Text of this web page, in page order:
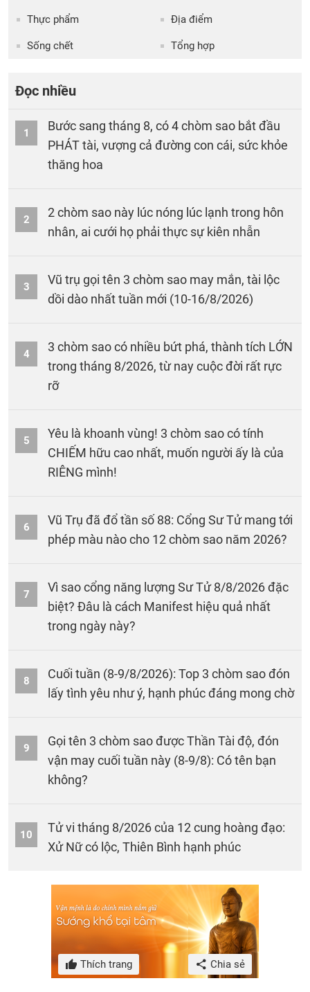
Thực phẩm Địa điểm
Sống chết Tổng hợp
Đọc nhiều
1
Bước sang tháng 8, có 4 chòm sao bắt đầu
PHÁT tài, vượng cả đường con cái, sức khỏe
thăng hoa
2
2 chòm sao này lúc nóng lúc lạnh trong hôn
nhân, ai cưới họ phải thực sự kiên nhẫn
3
Vũ trụ gọi tên 3 chòm sao may mắn, tài lộc
dồi dào nhất tuần mới (10-16/8/2026)
4
3 chòm sao có nhiều bứt phá, thành tích LỚN
trong tháng 8/2026, từ nay cuộc đời rất rực
rỡ
5
Yêu là khoanh vùng! 3 chòm sao có tính
CHIẾM hữu cao nhất, muốn người ấy là của
RIÊNG mình!
6
Vũ Trụ đã đổ tần số 88: Cổng Sư Tử mang tới
phép màu nào cho 12 chòm sao năm 2026?
7
Vì sao cổng năng lượng Sư Tử 8/8/2026 đặc
biệt? Đâu là cách Manifest hiệu quả nhất
trong ngày này?
8
Cuối tuần (8-9/8/2026): Top 3 chòm sao đón
lấy tình yêu như ý, hạnh phúc đáng mong chờ
9
Gọi tên 3 chòm sao được Thần Tài độ, đón
vận may cuối tuần này (8-9/8): Có tên bạn
không?
10
Tử vi tháng 8/2026 của 12 cung hoàng đạo:
Xử Nữ có lộc, Thiên Bình hạnh phúc
Thích trang Chia sẻ